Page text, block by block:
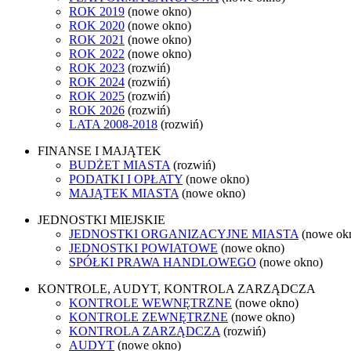
ROK 2019 (nowe okno)
ROK 2020 (nowe okno)
ROK 2021 (nowe okno)
ROK 2022 (nowe okno)
ROK 2023 (rozwiń)
ROK 2024 (rozwiń)
ROK 2025 (rozwiń)
ROK 2026 (rozwiń)
LATA 2008-2018 (rozwiń)
FINANSE I MAJĄTEK
BUDŻET MIASTA (rozwiń)
PODATKI I OPŁATY (nowe okno)
MAJĄTEK MIASTA (nowe okno)
JEDNOSTKI MIEJSKIE
JEDNOSTKI ORGANIZACYJNE MIASTA (nowe
JEDNOSTKI POWIATOWE (nowe okno)
SPÓŁKI PRAWA HANDLOWEGO (nowe okno)
KONTROLE, AUDYT, KONTROLA ZARZĄDCZA
KONTROLE WEWNĘTRZNE (nowe okno)
KONTROLE ZEWNĘTRZNE (nowe okno)
KONTROLA ZARZĄDCZA (rozwiń)
AUDYT (nowe okno)